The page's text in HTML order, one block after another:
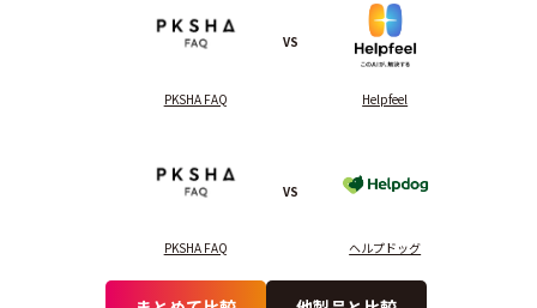
PKSHA FAQ
VS
Helpfeel
PKSHA FAQ
VS
ヘルプドッグ